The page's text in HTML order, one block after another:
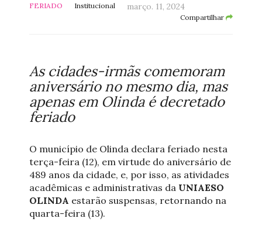
FERIADO Institucional março. 11, 2024
Compartilhar
As cidades-irmãs comemoram
aniversário no mesmo dia, mas
apenas em Olinda é decretado
feriado
O município de Olinda declara feriado nesta
terça-feira (12), em virtude do aniversário de
489 anos da cidade, e, por isso, as atividades
acadêmicas e administrativas da UNIAESO
OLINDA estarão suspensas, retornando na
quarta-feira (13).